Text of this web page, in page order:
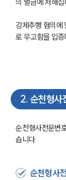
의 벌금에 처해집
강제추행 혐의에
로 무고함을 입
2. 순천형사
순천형사전문변
습니다.
순천형사